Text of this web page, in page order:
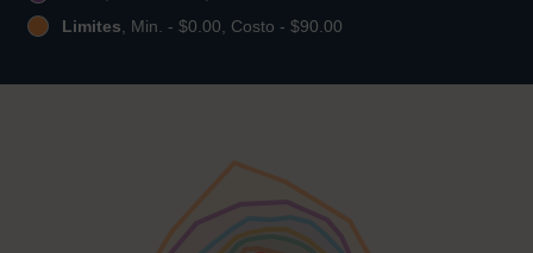
Limites, Min. - $0.00, Costo - $90.00